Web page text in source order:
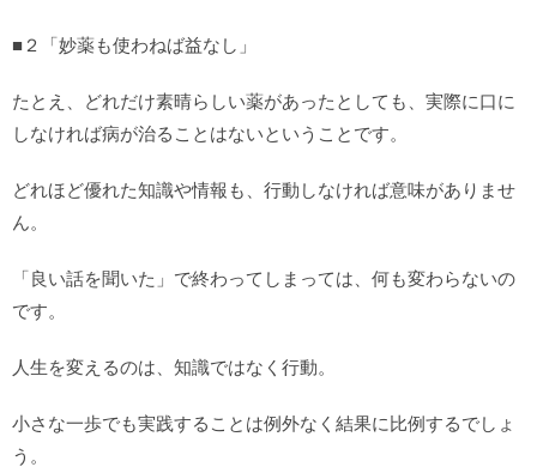
■２「妙薬も使わねば益なし」
たとえ、どれだけ素晴らしい薬があったとしても、実際に口に
しなければ病が治ることはないということです。
どれほど優れた知識や情報も、行動しなければ意味がありませ
ん。
「良い話を聞いた」で終わってしまっては、何も変わらないの
です。
人生を変えるのは、知識ではなく行動。
小さな一歩でも実践することは例外なく結果に比例するでしょ
う。